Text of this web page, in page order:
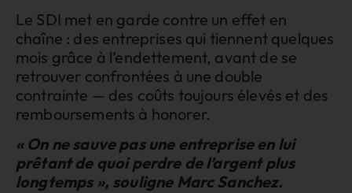
Le SDI met en garde contre un effet en
chaîne : des entreprises qui tiennent quelques
mois grâce à l’endettement, avant de se
retrouver confrontées à une double
contrainte — des coûts toujours élevés et des
remboursements à honorer.
« On ne sauve pas une entreprise en lui
prêtant de quoi perdre de l’argent plus
longtemps », souligne Marc Sanchez.